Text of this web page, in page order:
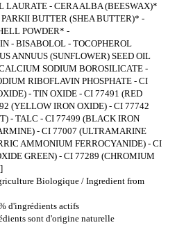
LAURATE - CERA ALBA (BEESWAX)*
BUTTER (SHEA BUTTER)* -
POWDER* -
- BISABOLOL - TOCOPHEROL
ANNUUS (SUNFLOWER) SEED OIL
SODIUM BOROSILICATE -
RIBOFLAVIN PHOSPHATE - CI
- TIN OXIDE - CI 77491 (RED
(YELLOW IRON OXIDE) - CI 77742
- TALC - CI 77499 (BLACK IRON
- CI 77007 (ULTRAMARINE
AMMONIUM FERROCYANIDE) - CI
GREEN) - CI 77289 (CHROMIUM
Biologique / Ingredient from
d'ingrédients actifs
sont d'origine naturelle